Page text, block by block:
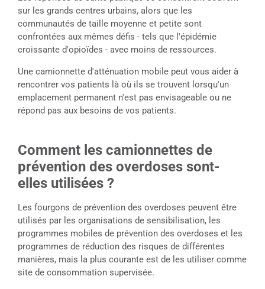
sur les grands centres urbains, alors que les
communautés de taille moyenne et petite sont
confrontées aux mêmes défis - tels que l'épidémie
croissante d'opioïdes - avec moins de ressources.
Une camionnette d'atténuation mobile peut vous aider à
rencontrer vos patients là où ils se trouvent lorsqu'un
emplacement permanent n'est pas envisageable ou ne
répond pas aux besoins de vos patients.
Comment les camionnettes de
prévention des overdoses sont-
elles utilisées ?
Les fourgons de prévention des overdoses peuvent être
utilisés par les organisations de sensibilisation, les
programmes mobiles de prévention des overdoses et les
programmes de réduction des risques de différentes
manières, mais la plus courante est de les utiliser comme
site de consommation supervisée.